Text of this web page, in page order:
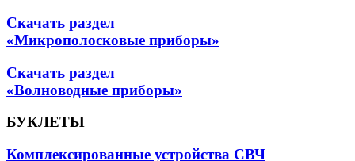
Скачать раздел
«Микрополосковые приборы»
Скачать раздел
«Волноводные приборы»
БУКЛЕТЫ
Комплексированные устройства СВЧ